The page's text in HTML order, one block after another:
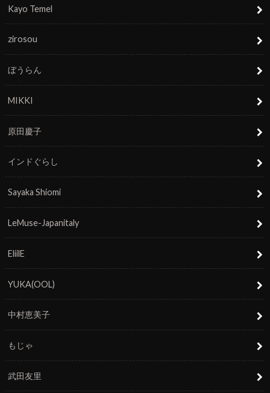
Kayo Temel
zirosou
ぼうらん
MIKKI
原田慶子
インドぐらし
Sayaka Shiomi
LeMuse-Japanitaly
EliilE
YUKA(OOL)
中村恵美子
もじゃ
武田友里